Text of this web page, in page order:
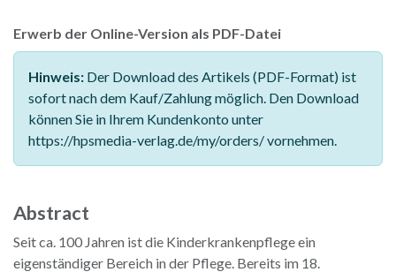
Erwerb der Online-Version als PDF-Datei
Hinweis: Der Download des Artikels (PDF-Format) ist
sofort nach dem Kauf/Zahlung möglich. Den Download
können Sie in Ihrem Kundenkonto unter
https://hpsmedia-verlag.de/my/orders/ vornehmen.
Abstract
Seit ca. 100 Jahren ist die Kinderkrankenpflege ein
eigenständiger Bereich in der Pflege. Bereits im 18.